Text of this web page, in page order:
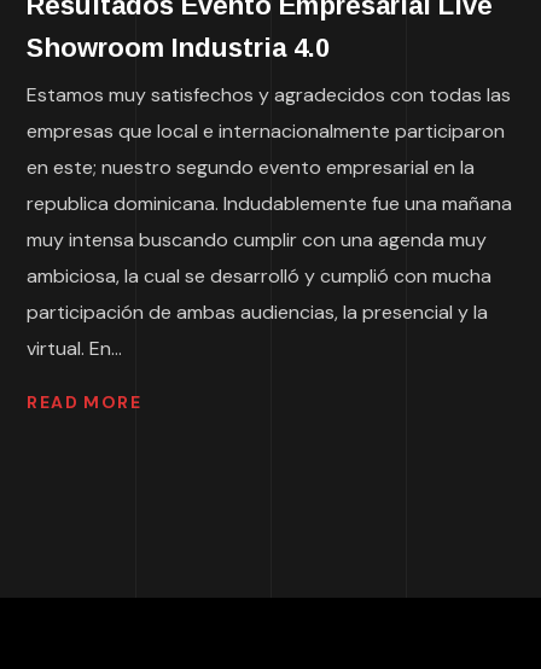
Showroom Industria 4.0
Estamos muy satisfechos y agradecidos con todas las
empresas que local e internacionalmente participaron
en este; nuestro segundo evento empresarial en la
republica dominicana. Indudablemente fue una mañana
muy intensa buscando cumplir con una agenda muy
ambiciosa, la cual se desarrolló y cumplió con mucha
participación de ambas audiencias, la presencial y la
virtual. En...
READ MORE